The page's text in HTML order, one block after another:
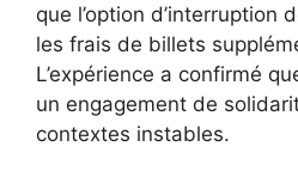
que l’option d’interruption
les frais de billets
L’expérience a confirmé
un engagement de
contextes instables.